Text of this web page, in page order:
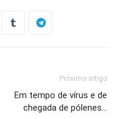
Próximo artigo
Em tempo de vírus e de
chegada de pólenes…